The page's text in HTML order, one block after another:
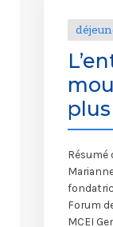
Résumé
Forum
MCEI